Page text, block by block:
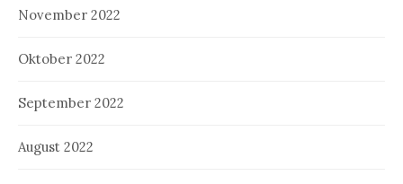
November 2022
Oktober 2022
September 2022
August 2022